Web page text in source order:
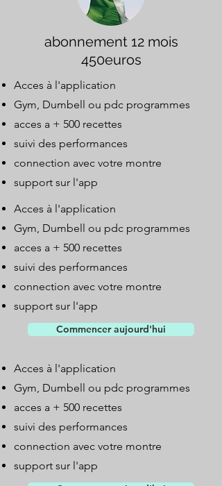
abonnement 12 mois
450euros
Acces à l'application
Gym, Dumbell ou pdc programmes
acces a + 500 recettes
suivi des performances
connection avec votre montre
support sur l'app
Acces à l'application
Gym, Dumbell ou pdc programmes
acces a + 500 recettes
suivi des performances
connection avec votre montre
support sur l'app
Commencer aujourd'hui
Acces à l'application
Gym, Dumbell ou pdc programmes
acces a + 500 recettes
suivi des performances
connection avec votre montre
support sur l'app